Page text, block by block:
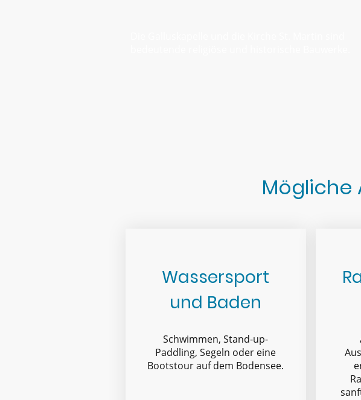
Mögliche
Wassersport
und Baden
Schwimmen, Stand-up-
Paddling, Segeln oder eine
Bootstour auf dem Bodensee.